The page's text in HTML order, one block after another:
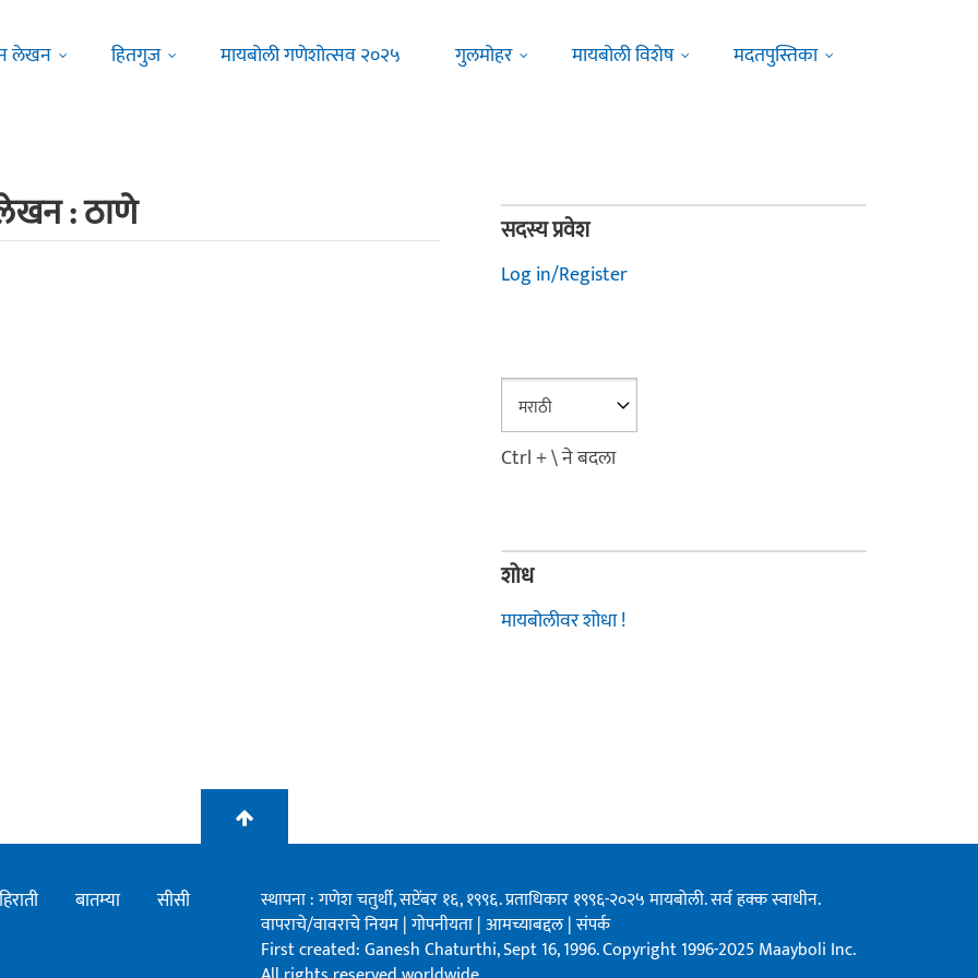
लेखन
हितगुज मायबोली गणेशोत्सव २०२५ गुलमोहर मायबोली विशेष मदतपुस्तिका
: ठाणे सदस्य प्रवेश
Log in/Register
Ctrl + \ ने बदला
शोध
मायबोलीवर शोधा !
बातम्या सीसी
स्थापना : गणेश चतुर्थी, सप्टेंबर १६, १९९६. प्रताधिकार १९९६-२०२५ मायबोली. सर्व हक्क स्वाधीन.
वापराचे/वावराचे नियम|गोपनीयता|आमच्याबद्दल|संपर्क
First created: Ganesh Chaturthi, Sept 16, 1996. Copyright 1996-2025 Maayboli Inc.